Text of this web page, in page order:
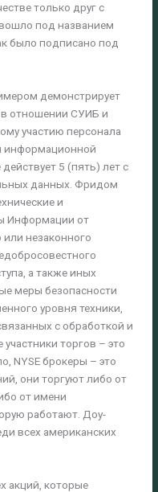
только друг с
под названием
было подписано под
демонстрирует
отношении СУИБ и
участию персонала
информационной
5 (пять) лет с
данных. Фридом
и
Информации от
незаконного
а также иных
меры безопасности
уровня техники,
с обработкой и
торгов – это
NYSE брокеры – это
они торгуют либо от
от имени
работают. Доу-
всех американских
акций, которые